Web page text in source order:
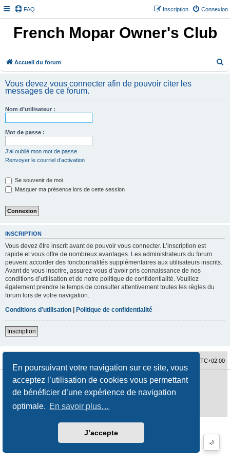
En poursuivant votre navigation sur ce site, vous
acceptez l’utilisation de cookies vous permettant
de bénéficier d’une expérience de navigation
optimale. En savoir plus…
J’accepte
FAQ Connexion
Inscription
French Mopar Owner's Club
Accueil du forum
h
🌙
Vous devez vous connecter afin de pouvoir citer les
messages de ce forum.
Nom d’utilisateur :
Mot de passe :
J’ai oublié mon mot de passe
Renvoyer le courriel d’activation
Se souvenir de moi
Masquer ma présence lors de cette session
INSCRIPTION
Vous devez être inscrit avant de pouvoir vous connecter. L’inscription est
rapide et vous offre de nombreux avantages. Les administrateurs du forum
peuvent accorder des fonctionnalités supplémentaires aux utilisateurs inscrits.
Avant de vous inscrire, assurez-vous d’avoir pris connaissance de nos
conditions d’utilisation et de notre politique de confidentialité. Veuillez
également prendre le temps de consulter attentivement toutes les règles du
forum lors de votre navigation.
Conditions d’utilisation | Politique de confidentialité
Inscription
UTC+02:00
Développé parphpBB ® Forum Software © phpBB Limited
Traduction française officielle
Qiaeru
jeremiemeunier
Fred Rimbert
Confidentialité